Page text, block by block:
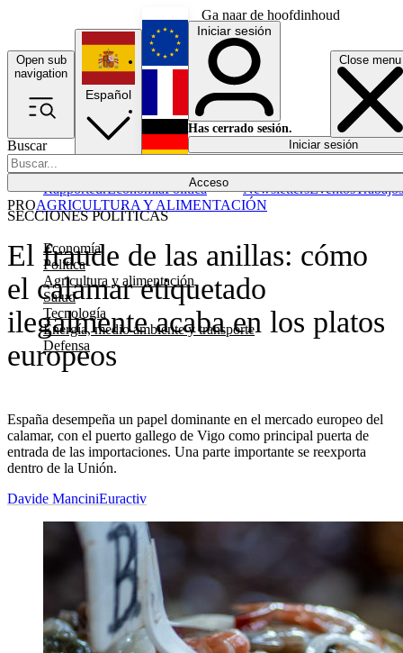
Ga naar de hoofdinhoud
Open sub
navigation
Close menu
Buscar
Acceso
SECCIONES POLÍTICAS
Economía
Política
Agricultura y alimentación
Salud
Tecnología
Energía, medio ambiente y transporte
Defensa
RapporteurEconomíaPolítica NewslettersEventosTrabajos
Español
English
Français
Iniciar sesión
Has cerrado sesión.
Iniciar sesión
El fraude de las anillas: cómo
el calamar etiquetado
ilegalmente acaba en los platos
europeos
España desempeña un papel dominante en el mercado europeo del
calamar, con el puerto gallego de Vigo como principal puerta de
entrada de las importaciones. Una parte importante se reexporta
dentro de la Unión.
PROAGRICULTURA Y ALIMENTACIÓN
Davide ManciniEuractiv